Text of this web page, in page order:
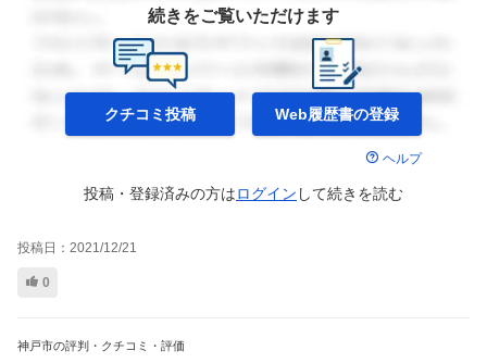
続きをご覧いただけます
クチコミ投稿 Web履歴書の登録
ヘルプ
投稿・登録済みの方はログイン して続きを読む
投稿日： 2021/12/21
0
神戸市の評判・クチコミ・評価